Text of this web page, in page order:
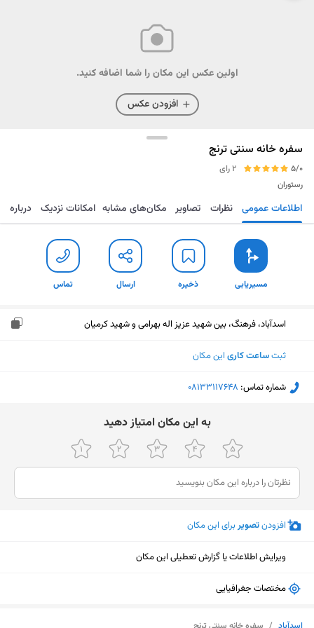
اولین عکس این مکان را شما اضافه کنید.
افزودن عکس
سفره خانه سنتی ترنج
5/0
2 رای
رستوران
مسیریابی ذخیره ارسال تماس اطلاعات عمومی نظرات تصاویر مکان‌های مشابه امکانات نزدیک درباره
مسیریابی ذخیره ارسال تماس
اسدآباد، فرهنگ، بین شهید عزیز اله بهرامی و شهید کرمیان
ثبتساعت کاری این مکان
شماره تماس: ‎08133117648
ﺑﻪ اﯾﻦ ﻣﮑﺎن اﻣﺘﯿﺎز دﻫﯿﺪ
افزودنتصویربرای این مکان
ویرایش اطلاعات یا گزارش تعطیلی این مکان
مختصات جغرافیایی